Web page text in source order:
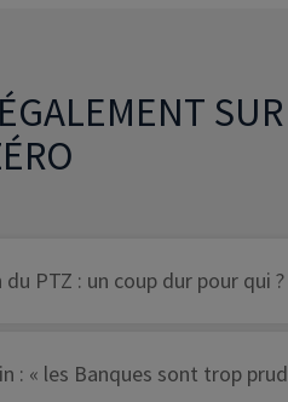
PTZ : un coup dur pour qui ?
: « les Banques sont trop